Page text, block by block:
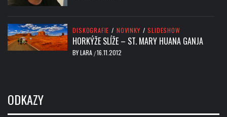
DISKOGRAFIE / NOVINKY / SLIDESHOW
HORKÝŽE SLÍŽE – ST. MARY HUANA GANJA
BYLARA /16.11.2012
ODKAZY